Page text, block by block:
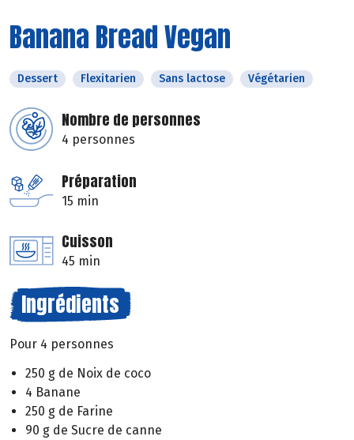
Banana Bread Vegan
Dessert Flexitarien Sans lactose Végétarien
Nombre de personnes
4 personnes
Préparation
15 min
Cuisson
45 min
Ingrédients
Pour 4 personnes
250 g de Noix de coco
4 Banane
250 g de Farine
90 g de Sucre de canne